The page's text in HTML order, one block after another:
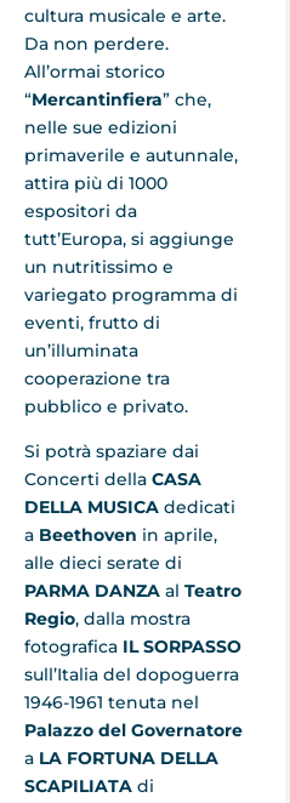
cultura musicale e arte.
Da non perdere.
All’ormai storico
“Mercantinfiera” che,
nelle sue edizioni
primaverile e autunnale,
attira più di 1000
espositori da
tutt’Europa, si aggiunge
un nutritissimo e
variegato programma di
eventi, frutto di
un’illuminata
cooperazione tra
pubblico e privato.
Si potrà spaziare dai
Concerti della CASA
DELLA MUSICA dedicati
a Beethoven in aprile,
alle dieci serate di
PARMA DANZA al Teatro
Regio, dalla mostra
fotografica IL SORPASSO
sull’Italia del dopoguerra
1946-1961 tenuta nel
Palazzo del Governatore
a LA FORTUNA DELLA
SCAPILIATA di